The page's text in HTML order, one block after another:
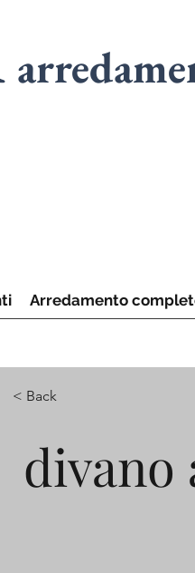
Arredamento
< Back
divano